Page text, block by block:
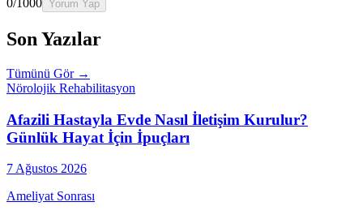
0/1000 Yorum Yap
Son Yazılar
Tümünü Gör →
Nörolojik Rehabilitasyon
Afazili Hastayla Evde Nasıl İletişim Kurulur?
Günlük Hayat İçin İpuçları
7 Ağustos 2026
Ameliyat Sonrası